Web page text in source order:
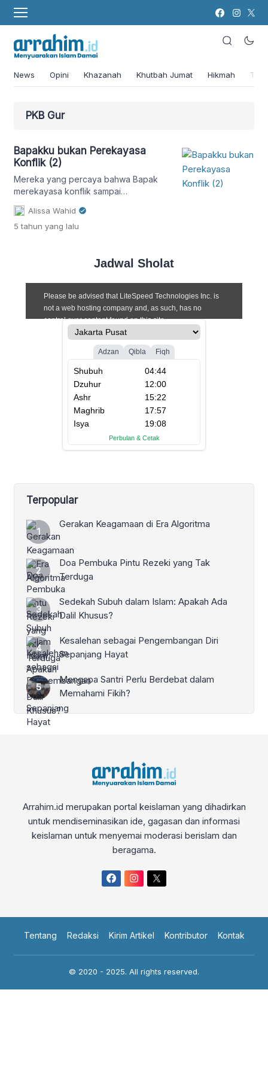
News Opini Khazanah Khutbah Jumat Hikmah
PKB Gur
Bapakku bukan Perekayasa
Konflik (2)
Mereka yang percaya bahwa Bapak
merekayasa konflik sampai
memanfaatkan proses demokrasi
hukum, sama saja percaya bahwa Gus
Dur bukan pejuang demokrasi sejati.
Alissa Wahid
5 tahun yang lalu
Jadwal Sholat
Terpopular
Gerakan Keagamaan di Era Algoritma
Doa Pembuka Pintu Rezeki yang Tak
Terduga
Sedekah Subuh dalam Islam: Apakah Ada
Dalil Khusus?
Kesalehan sebagai Pengembangan Diri
Sepanjang Hayat
Mengapa Santri Perlu Berdebat dalam
Memahami Fikih?
Arrahim.id merupakan portal keislaman yang dihadirkan
untuk mendiseminasikan ide, gagasan dan informasi
keislaman untuk menyemai moderasi berislam dan
beragama.
Tentang Redaksi Kirim Artikel Kontributor Kontak
© 2020 - 2025. All rights reserved.